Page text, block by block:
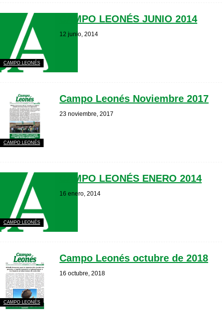
CAMPO LEONÉS
CAMPO LEONÉS JUNIO 2014
12 junio, 2014
CAMPO LEONÉS
Campo Leonés Noviembre 2017
23 noviembre, 2017
CAMPO LEONÉS
CAMPO LEONÉS ENERO 2014
16 enero, 2014
CAMPO LEONÉS
Campo Leonés octubre de 2018
16 octubre, 2018